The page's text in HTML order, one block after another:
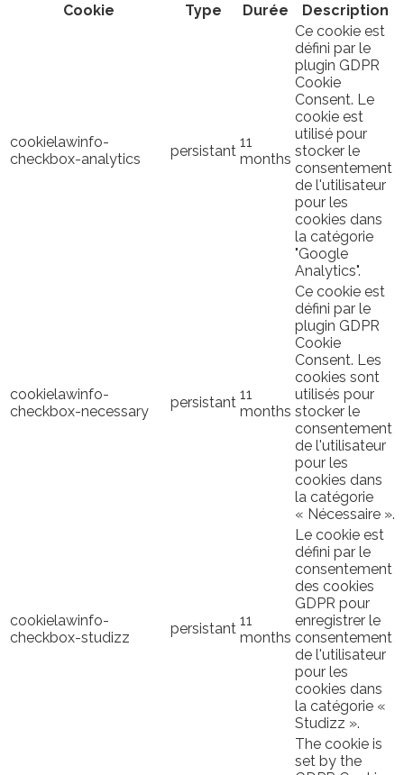
Cookie
Type Durée Description
cookielawinfo-
checkbox-analytics
persistant
11
months
Ce cookie est
défini par le
plugin GDPR
Cookie
Consent. Le
cookie est
utilisé pour
stocker le
consentement
de l'utilisateur
pour les
cookies dans
la catégorie
"Google
Analytics".
cookielawinfo-
checkbox-necessary
persistant 11
months
Ce cookie est
défini par le
plugin GDPR
Cookie
Consent. Les
cookies sont
utilisés pour
stocker le
consentement
de l'utilisateur
pour les
cookies dans
la catégorie
« Nécessaire ».
cookielawinfo-
checkbox-studizz
persistant 11
months
Le cookie est
défini par le
consentement
des cookies
GDPR pour
enregistrer le
consentement
de l'utilisateur
pour les
cookies dans
la catégorie «
Studizz ».
The cookie is
set by the